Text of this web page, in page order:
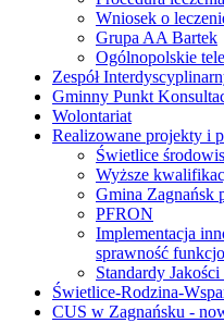
Wniosek o
Grupa AA Bartek
Ogólnopolskie
Zespół
Gminny Punkt
Wolontariat
Realizowane projekty i
Świetlice
Wyższe
Gmina Zagnańsk
PFRON
Implementacja
sprawność
Standardy
Świetlice-Rodzina-
CUS w Zagnańsku -